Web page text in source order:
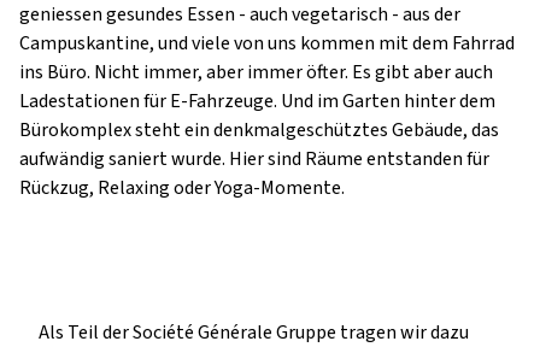
geniessen gesundes Essen - auch vegetarisch - aus der
Campuskantine, und viele von uns kommen mit dem Fahrrad
ins Büro. Nicht immer, aber immer öfter. Es gibt aber auch
Ladestationen für E-Fahrzeuge. Und im Garten hinter dem
Bürokomplex steht ein denkmalgeschütztes Gebäude, das
aufwändig saniert wurde. Hier sind Räume entstanden für
Rückzug, Relaxing oder Yoga-Momente.
Als Teil der Société Générale Gruppe tragen wir dazu